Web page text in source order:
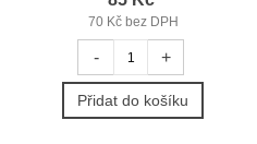
70 Kč bez DPH
- +
Přidat do košíku